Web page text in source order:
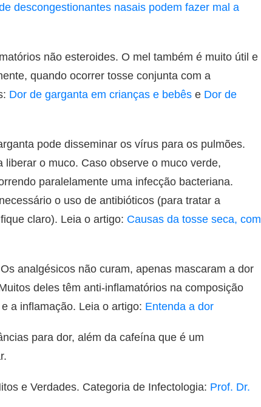
descongestionantes nasais podem fazer mal a
não esteroides. O mel também é muito útil e
quando ocorrer tosse conjunta com a
Dor de garganta em crianças e bebês e Dor de
pode disseminar os vírus para os pulmões.
o muco. Caso observe o muco verde,
paralelamente uma infecção bacteriana.
o uso de antibióticos (para tratar a
claro). Leia o artigo: Causas da tosse seca, com
analgésicos não curam, apenas mascaram a dor
deles têm anti-inflamatórios na composição
a inflamação. Leia o artigo: Entenda a dor
para dor, além da cafeína que é um
e Verdades. Categoria de Infectologia: Prof. Dr.